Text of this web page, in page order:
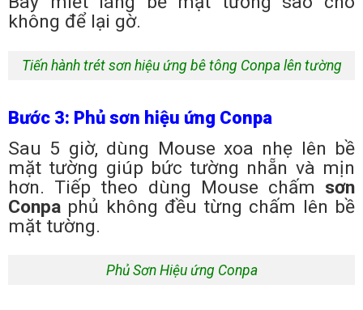
không để lại gờ.
Tiến hành trét sơn hiệu ứng bê tông Conpa lên tường
Bước 3: Phủ sơn hiệu ứng Conpa
Sau 5 giờ, dùng Mouse xoa nhẹ lên bề
mặt tường giúp bức tường nhẵn và mịn
hơn. Tiếp theo dùng Mouse chấm sơn
Conpa phủ không đều từng chấm lên bề
mặt tường.
Phủ Sơn Hiệu ứng Conpa